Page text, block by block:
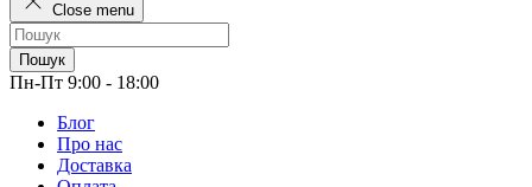
Close menu
Пошук
Пн-Пт 9:00 - 18:00
Блог
Про нас
Доставка